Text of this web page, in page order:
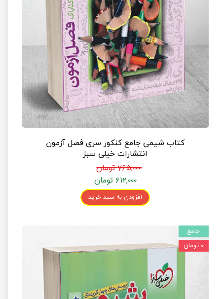
کتاب شیمی جامع کنکور سری فصل آزمون
انتشارات خیلی سبز
۷۶۵,۰۰۰ تومان
۶۱۲,۰۰۰ تومان
افزودن به سبد خرید
جامع
۰ تومان